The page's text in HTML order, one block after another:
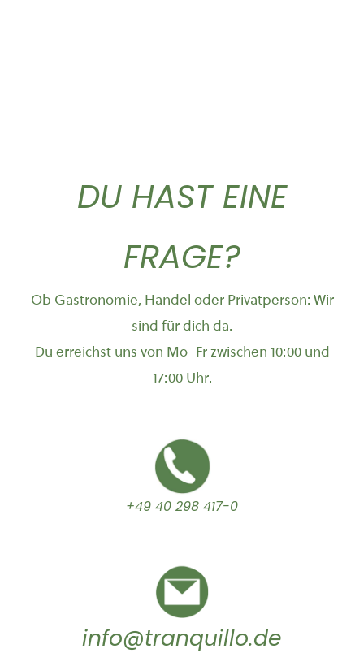
DU HAST EINE
FRAGE?
Ob Gastronomie, Handel oder Privatperson: Wir
sind für dich da.
Du erreichst uns von Mo–Fr zwischen 10:00 und
17:00 Uhr.
+49 40 298 417-0
info@tranquillo.de